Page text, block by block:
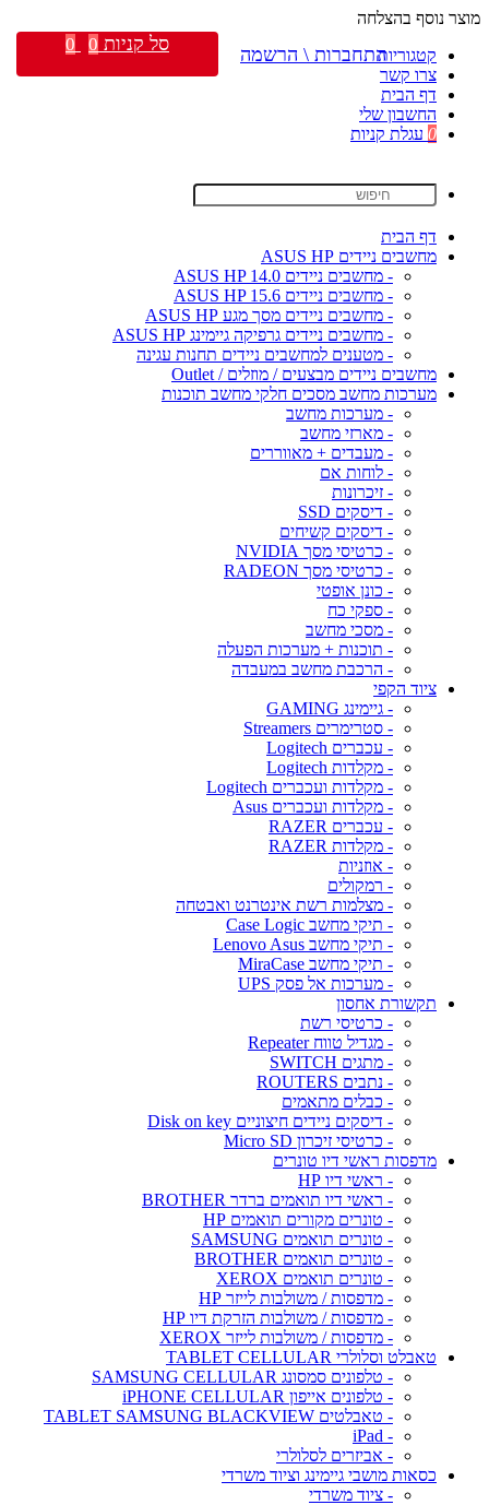
מוצר נוסף בהצלחה
קטגוריות
צרו קשר
דף הבית
החשבון שלי
0 עגלת קניות
דף הבית
מחשבים ניידים ASUS HP
- מחשבים ניידים ASUS HP 14.0
- מחשבים ניידים ASUS HP 15.6
- מחשבים ניידים מסך מגע ASUS HP
- מחשבים ניידים גרפיקה גיימינג ASUS HP
- מטענים למחשבים ניידים תחנות עגינה
מחשבים ניידים מבצעים / מוזלים / Outlet
מערכות מחשב מסכים חלקי מחשב תוכנות
- מערכות מחשב
- מארזי מחשב
- מעבדים + מאווררים
- לוחות אם
- זיכרונות
- דיסקים SSD
- דיסקים קשיחים
- כרטיסי מסך NVIDIA
- כרטיסי מסך RADEON
- כונן אופטי
- ספקי כח
- מסכי מחשב
- תוכנות + מערכות הפעלה
- הרכבת מחשב במעבדה
ציוד הקפי
- גיימינג GAMING
- סטרימרים Streamers
- עכברים Logitech
- מקלדות Logitech
- מקלדות ועכברים Logitech
- מקלדות ועכברים Asus
- עכברים RAZER
- מקלדות RAZER
- אוזניות
- רמקולים
- מצלמות רשת אינטרנט ואבטחה
- תיקי מחשב Case Logic
- תיקי מחשב Lenovo Asus
- תיקי מחשב MiraCase
- מערכות אל פסק UPS
תקשורת אחסון
- כרטיסי רשת
- מגדיל טווח Repeater
- מתגים SWITCH
- נתבים ROUTERS
- כבלים מתאמים
- דיסקים ניידים חיצוניים Disk on key
- כרטיסי זיכרון Micro SD
מדפסות ראשי דיו טונרים
- ראשי דיו HP
- ראשי דיו תואמים ברדר BROTHER
- טונרים מקורים תואמים HP
- טונרים תואמים SAMSUNG
- טונרים תואמים BROTHER
- טונרים תואמים XEROX
- מדפסות / משולבות לייזר HP
- מדפסות / משולבות הזרקת דיו HP
- מדפסות / משולבות לייזר XEROX
טאבלט וסלולרי TABLET CELLULAR
- טלפונים סמסונג SAMSUNG CELLULAR
- טלפונים אייפון iPHONE CELLULAR
- טאבלטים TABLET SAMSUNG BLACKVIEW
- iPad
- אביזרים לסלולרי
כסאות מושבי גיימינג וציוד משרדי
- ציוד משרדי
התחברות \ הרשמה סל קניות 0
0